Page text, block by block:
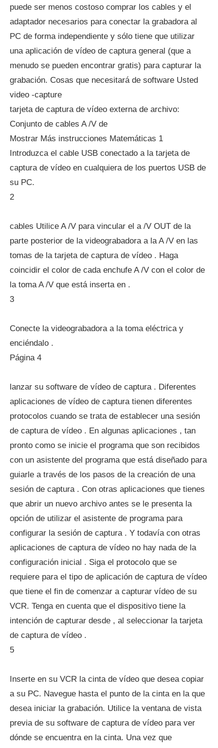
puede ser menos costoso comprar los cables y el
adaptador necesarios para conectar la grabadora al
PC de forma independiente y sólo tiene que utilizar
una aplicación de vídeo de captura general (que a
menudo se pueden encontrar gratis) para capturar la
grabación. Cosas que necesitará de software Usted
video -capture
tarjeta de captura de vídeo externa de archivo:
Conjunto de cables A /V de
Mostrar Más instrucciones Matemáticas 1
Introduzca el cable USB conectado a la tarjeta de
captura de vídeo en cualquiera de los puertos USB de
su PC.
2
cables Utilice A /V para vincular el a /V OUT de la
parte posterior de la videograbadora a la A /V en las
tomas de la tarjeta de captura de vídeo . Haga
coincidir el color de cada enchufe A /V con el color de
la toma A /V que está inserta en .
3
Conecte la videograbadora a la toma eléctrica y
enciéndalo .
Página 4
lanzar su software de vídeo de captura . Diferentes
aplicaciones de vídeo de captura tienen diferentes
protocolos cuando se trata de establecer una sesión
de captura de vídeo . En algunas aplicaciones , tan
pronto como se inicie el programa que son recibidos
con un asistente del programa que está diseñado para
guiarle a través de los pasos de la creación de una
sesión de captura . Con otras aplicaciones que tienes
que abrir un nuevo archivo antes se le presenta la
opción de utilizar el asistente de programa para
configurar la sesión de captura . Y todavía con otras
aplicaciones de captura de vídeo no hay nada de la
configuración inicial . Siga el protocolo que se
requiere para el tipo de aplicación de captura de vídeo
que tiene el fin de comenzar a capturar vídeo de su
VCR. Tenga en cuenta que el dispositivo tiene la
intención de capturar desde , al seleccionar la tarjeta
de captura de vídeo .
5
Inserte en su VCR la cinta de vídeo que desea copiar
a su PC. Navegue hasta el punto de la cinta en la que
desea iniciar la grabación. Utilice la ventana de vista
previa de su software de captura de vídeo para ver
dónde se encuentra en la cinta. Una vez que